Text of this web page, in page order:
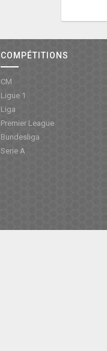
COMPÉTITIONS
CM
Ligue 1
Liga
Premier League
Bundesliga
Serie A